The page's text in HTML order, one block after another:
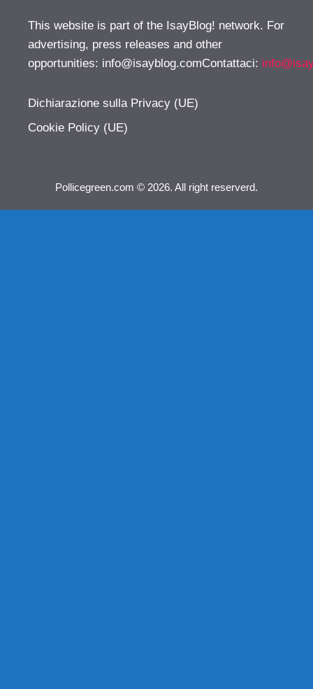
This website is part of the IsayBlog! network. For
advertising, press releases and other
opportunities: info@isayblog.comContattaci:
Dichiarazione sulla Privacy (UE)
Cookie Policy (UE)
Pollicegreen.com © 2026. All right reserverd.